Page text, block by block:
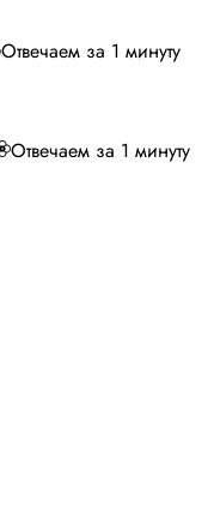
Отвечаем за 1 минуту
Отвечаем за 1 минуту